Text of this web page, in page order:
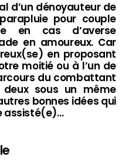
d’un dénoyauteur de
pour couple
en cas d’averse
en amoureux. Car
en proposant
moitié ou à l’un de
du combattant
sous un même
bonnes idées qui
assisté(e)…